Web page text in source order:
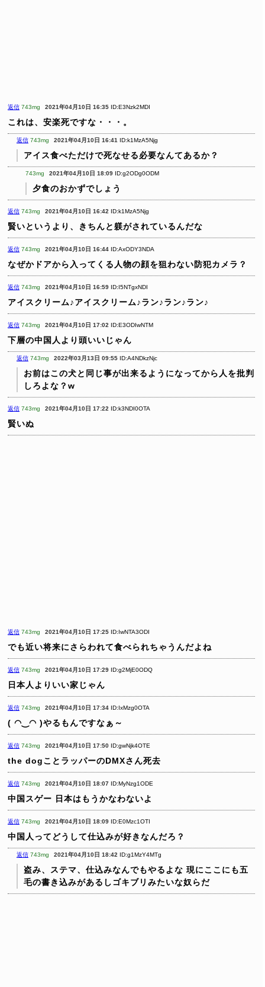
返信 743mg 2021年04月10日 16:35 ID:E3Nzk2MDI
これは、安楽死ですな・・・。
返信 743mg 2021年04月10日 16:41 ID:k1MzA5Njg
アイス食べただけで死なせる必要なんてあるか？
743mg 2021年04月10日 18:09 ID:g2ODg0ODM
夕食のおかずでしょう
返信 743mg 2021年04月10日 16:42 ID:k1MzA5Njg
賢いというより、きちんと躾がされているんだな
返信 743mg 2021年04月10日 16:44 ID:AxODY3NDA
なぜかドアから入ってくる人物の顔を狙わない防犯カメラ？
返信 743mg 2021年04月10日 16:59 ID:I5NTgxNDI
アイスクリーム♪アイスクリーム♪ラン♪ラン♪ラン♪
返信 743mg 2021年04月10日 17:02 ID:E3ODIwNTM
下層の中国人より頭いいじゃん
返信 743mg 2022年03月13日 09:55 ID:A4NDkzNjc
お前はこの犬と同じ事が出来るようになってから人を批判
しろよな？w
返信 743mg 2021年04月10日 17:22 ID:k3NDI0OTA
賢いぬ
返信 743mg 2021年04月10日 17:25 ID:IwNTA3ODI
でも近い将来にさらわれて食べられちゃうんだよね
返信 743mg 2021年04月10日 17:29 ID:g2MjE0ODQ
日本人よりいい家じゃん
返信 743mg 2021年04月10日 17:34 ID:IxMzg0OTA
( ◠‿◠ )やるもんですなぁ～
返信 743mg 2021年04月10日 17:50 ID:gwNjk4OTE
the dogことラッパーのDMXさん死去
返信 743mg 2021年04月10日 18:07 ID:MyNzg1ODE
中国スゲー 日本はもうかなわないよ
返信 743mg 2021年04月10日 18:09 ID:E0Mzc1OTI
中国人ってどうして仕込みが好きなんだろ？
返信 743mg 2021年04月10日 18:42 ID:g1MzY4MTg
盗み、ステマ、仕込みなんでもやるよな 現にここにも五
毛の書き込みがあるしゴキブリみたいな奴らだ